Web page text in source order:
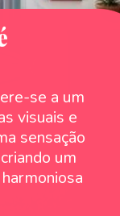
se a um
visuais e
sensação
um